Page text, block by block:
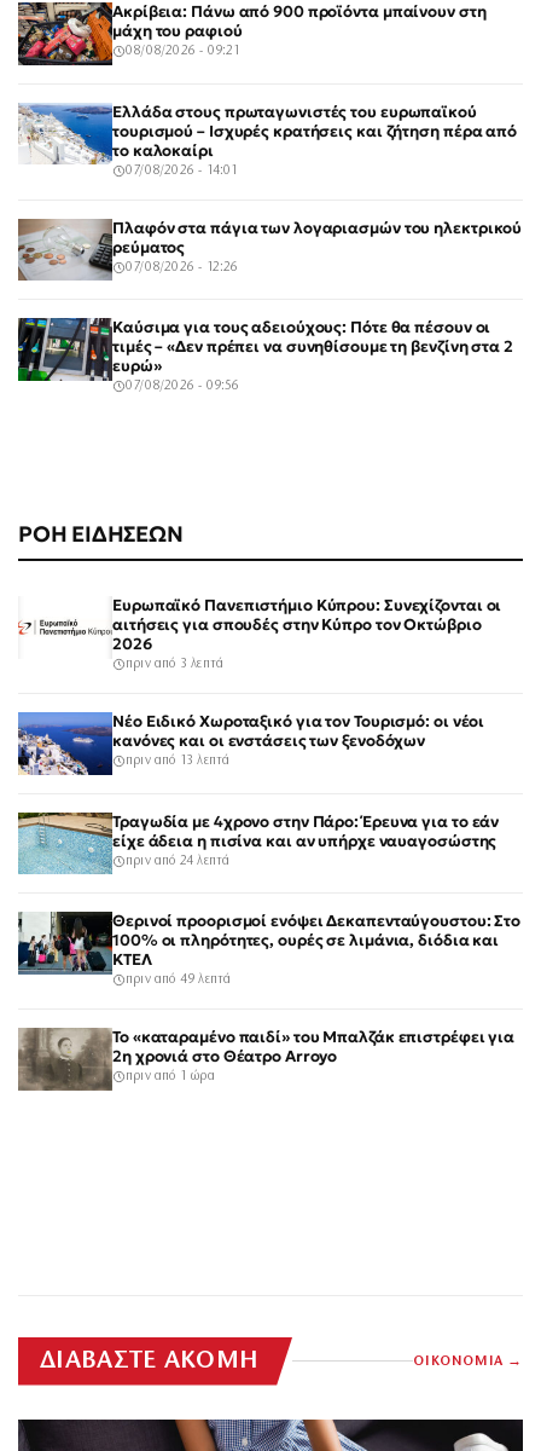
ΡΟΗ ΕΙΔΗΣΕΩΝ
Ευρωπαϊκό Πανεπιστήμιο Κύπρου: Συνεχίζονται οι
αιτήσεις για σπουδές στην Κύπρο τον Οκτώβριο
2026
πριν από 3 λεπτά
Νέο Ειδικό Χωροταξικό για τον Τουρισμό: οι νέοι
κανόνες και οι ενστάσεις των ξενοδόχων
πριν από 13 λεπτά
Τραγωδία με 4χρονο στην Πάρο: Έρευνα για το εάν
είχε άδεια η πισίνα και αν υπήρχε ναυαγοσώστης
πριν από 24 λεπτά
Θερινοί προορισμοί ενόψει Δεκαπενταύγουστου: Στο
100% οι πληρότητες, ουρές σε λιμάνια, διόδια και
ΚΤΕΛ
πριν από 49 λεπτά
Το «καταραμένο παιδί» του Μπαλζάκ επιστρέφει για
2η χρονιά στο Θέατρο Arroyo
πριν από 1 ώρα
Ακρίβεια: Πάνω από 900 προϊόντα μπαίνουν στη
μάχη του ραφιού
08/08/2026 - 09:21
Ελλάδα στους πρωταγωνιστές του ευρωπαϊκού
τουρισμού – Ισχυρές κρατήσεις και ζήτηση πέρα από
το καλοκαίρι
07/08/2026 - 14:01
Πλαφόν στα πάγια των λογαριασμών του ηλεκτρικού
ρεύματος
07/08/2026 - 12:26
Καύσιμα για τους αδειούχους: Πότε θα πέσουν οι
τιμές – «Δεν πρέπει να συνηθίσουμε τη βενζίνη στα 2
ευρώ»
07/08/2026 - 09:56
ΔΙΑΒΑΣΤΕ ΑΚΟΜΗ ΟΙΚΟΝΟΜΙΑ